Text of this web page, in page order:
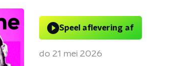
Speel aflevering af
do 21 mei 2026